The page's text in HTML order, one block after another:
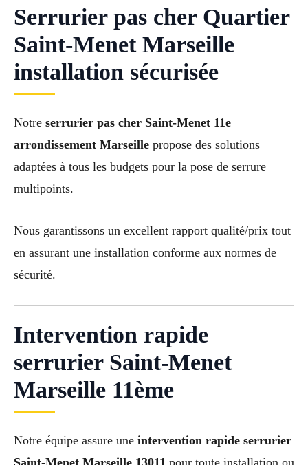
Serrurier pas cher Quartier
Saint-Menet Marseille
installation sécurisée
Notre serrurier pas cher Saint-Menet 11e
arrondissement Marseille propose des solutions
adaptées à tous les budgets pour la pose de serrure
multipoints.
Nous garantissons un excellent rapport qualité/prix tout
en assurant une installation conforme aux normes de
sécurité.
Intervention rapide
serrurier Saint-Menet
Marseille 11ème
Notre équipe assure une intervention rapide serrurier
Saint-Menet Marseille 13011 pour toute installation ou